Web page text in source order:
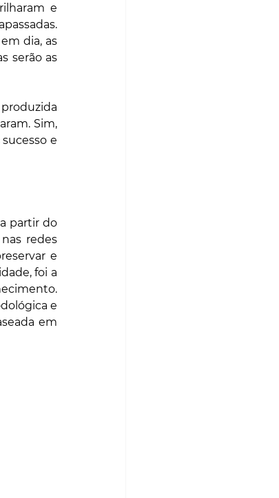
e
serão as
Sim,
e
partir do
redes
e
foi a
e
em